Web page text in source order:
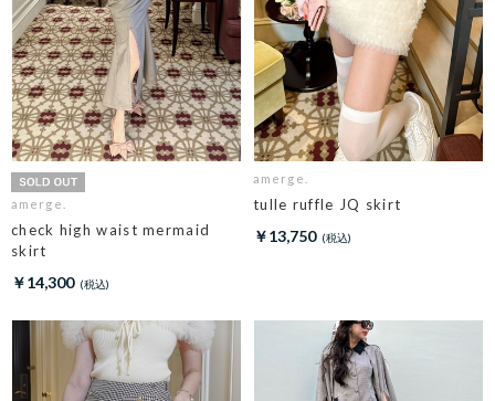
amerge.
check high waist mermaid
skirt
￥14,300
amerge.
tulle ruffle JQ skirt
￥13,750